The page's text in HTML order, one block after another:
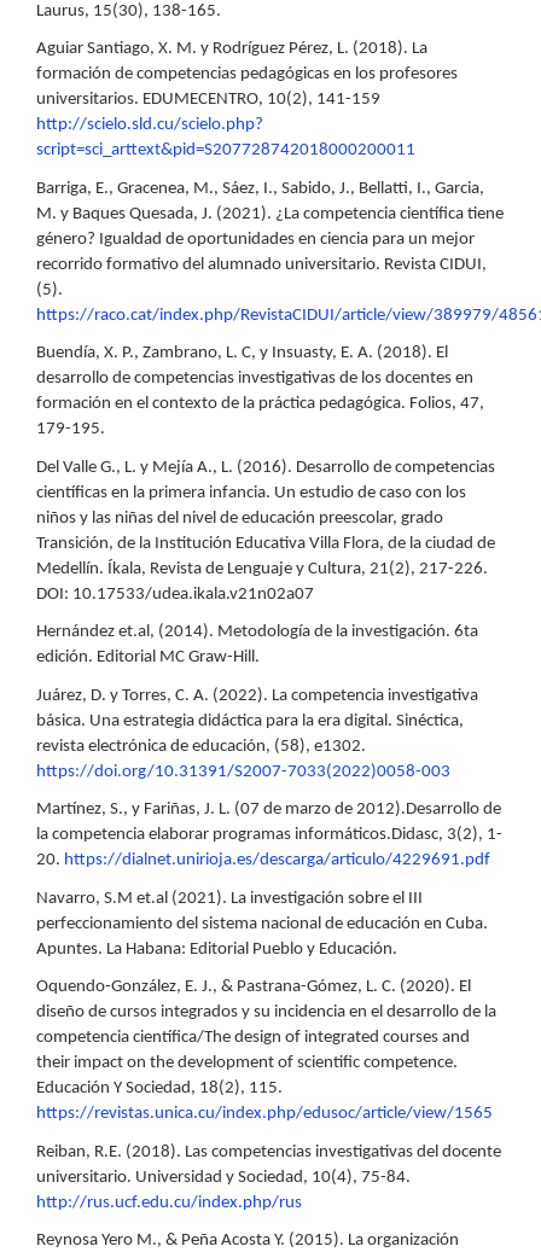
Laurus, 15(30), 138-165.
Aguiar Santiago, X. M. y Rodríguez Pérez, L. (2018). La
formación de competencias pedagógicas en los profesores
universitarios. EDUMECENTRO, 10(2), 141-159
http://scielo.sld.cu/scielo.php?
script=sci_arttext&pid=S207728742018000200011
Barriga, E., Gracenea, M., Sáez, I., Sabido, J., Bellatti, I., Garcia,
M. y Baques Quesada, J. (2021). ¿La competencia científica tiene
género? Igualdad de oportunidades en ciencia para un mejor
recorrido formativo del alumnado universitario. Revista CIDUI,
(5).
https://raco.cat/index.php/RevistaCIDUI/article/view/389979/
Buendía, X. P., Zambrano, L. C, y Insuasty, E. A. (2018). El
desarrollo de competencias investigativas de los docentes en
formación en el contexto de la práctica pedagógica. Folios, 47,
179-195.
Del Valle G., L. y Mejía A., L. (2016). Desarrollo de competencias
científicas en la primera infancia. Un estudio de caso con los
niños y las niñas del nivel de educación preescolar, grado
Transición, de la Institución Educativa Villa Flora, de la ciudad de
Medellín. Íkala, Revista de Lenguaje y Cultura, 21(2), 217-226.
DOI: 10.17533/udea.ikala.v21n02a07
Hernández et.al, (2014). Metodología de la investigación. 6ta
edición. Editorial MC Graw-Hill.
Juárez, D. y Torres, C. A. (2022). La competencia investigativa
básica. Una estrategia didáctica para la era digital. Sinéctica,
revista electrónica de educación, (58), e1302.
https://doi.org/10.31391/S2007-7033(2022)0058-003
Martínez, S., y Fariñas, J. L. (07 de marzo de 2012).Desarrollo de
la competencia elaborar programas informáticos.Didasc, 3(2), 1-
20. https://dialnet.unirioja.es/descarga/articulo/4229691.pdf
Navarro, S.M et.al (2021). La investigación sobre el III
perfeccionamiento del sistema nacional de educación en Cuba.
Apuntes. La Habana: Editorial Pueblo y Educación.
Oquendo-González, E. J., & Pastrana-Gómez, L. C. (2020). El
diseño de cursos integrados y su incidencia en el desarrollo de la
competencia científica/The design of integrated courses and
their impact on the development of scientific competence.
Educación Y Sociedad, 18(2), 115.
https://revistas.unica.cu/index.php/edusoc/article/view/1565
Reiban, R.E. (2018). Las competencias investigativas del docente
universitario. Universidad y Sociedad, 10(4), 75-84.
http://rus.ucf.edu.cu/index.php/rus
Reynosa Yero M., & Peña Acosta Y. (2015). La organización